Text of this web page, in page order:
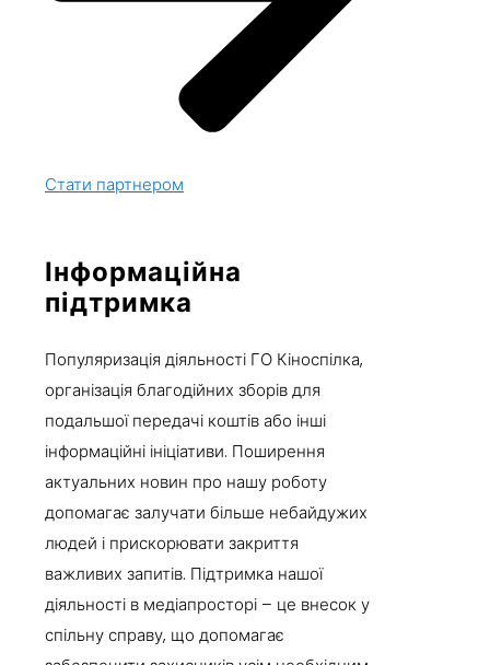
Стати партнером
Інформаційна
підтримка
Популяризація діяльності ГО Кіноспілка,
організація благодійних зборів для
подальшої передачі коштів або інші
інформаційні ініціативи. Поширення
актуальних новин про нашу роботу
допомагає залучати більше небайдужих
людей і прискорювати закриття
важливих запитів. Підтримка нашої
діяльності в медіапросторі – це внесок у
спільну справу, що допомагає